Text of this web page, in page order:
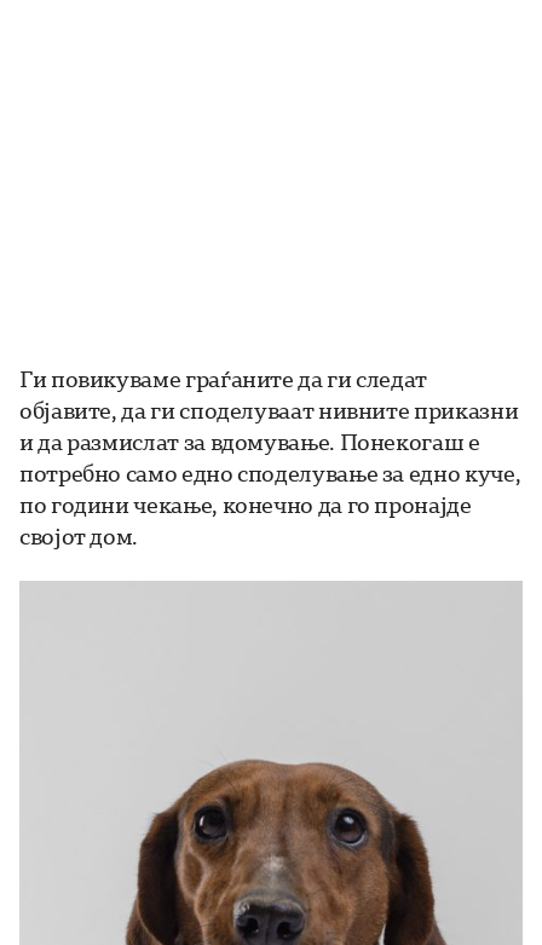
Ги повикуваме граѓаните да ги следат
објавите, да ги споделуваат нивните приказни
и да размислат за вдомување. Понекогаш е
потребно само едно споделување за едно куче,
по години чекање, конечно да го пронајде
својот дом.